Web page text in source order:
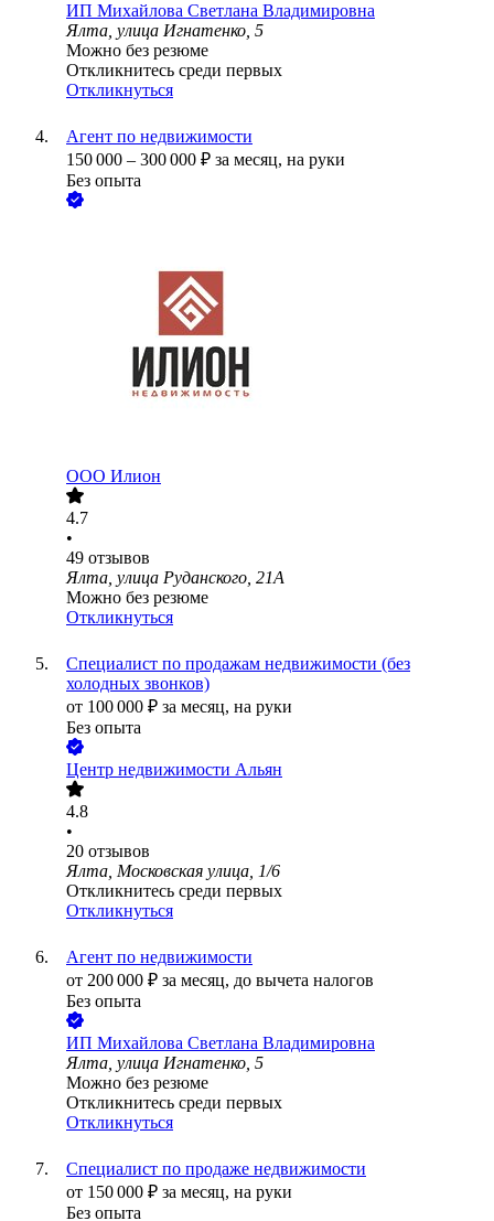
ИП Михайлова Светлана Владимировна
Ялта, улица Игнатенко, 5
Можно без резюме
Откликнитесь среди первых
Откликнуться
Агент по недвижимости
150 000 – 300 000 ₽ за месяц, на руки
Без опыта
ООО Илион
4.7
•
49 отзывов
Ялта, улица Руданского, 21А
Можно без резюме
Откликнуться
Специалист по продажам недвижимости (без
холодных звонков)
от 100 000 ₽ за месяц, на руки
Без опыта
Центр недвижимости Альян
4.8
•
20 отзывов
Ялта, Московская улица, 1/6
Откликнитесь среди первых
Откликнуться
Агент по недвижимости
от 200 000 ₽ за месяц, до вычета налогов
Без опыта
ИП Михайлова Светлана Владимировна
Ялта, улица Игнатенко, 5
Можно без резюме
Откликнитесь среди первых
Откликнуться
Специалист по продаже недвижимости
от 150 000 ₽ за месяц, на руки
Без опыта